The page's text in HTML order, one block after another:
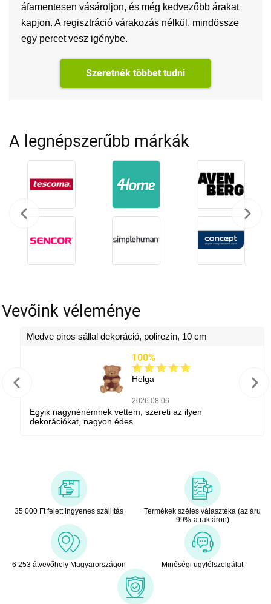
áfamentesen vásároljon, és még kedvezőbb árakat
kapjon. A regisztráció várakozás nélkül, mindössze
egy percet vesz igénybe.
Szeretnék többet tudni
A legnépszerűbb márkák
Vevőink véleménye
Medve piros sállal dekoráció, polirezín, 10 cm
100%
Helga
2026.08.06
Egyik nagynénémnek vettem, szereti az ilyen
dekorációkat, nagyon édes.
35 000 Ft felett ingyenes szállítás
Termékek széles választéka (az áru
99%-a raktáron)
6 253 átvevőhely Magyarországon Minőségi ügyfélszolgálat